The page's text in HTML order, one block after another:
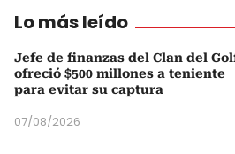
Lo más leído
Jefe de finanzas del Clan del
ofreció $500 millones a teniente
para evitar su captura
07/08/2026